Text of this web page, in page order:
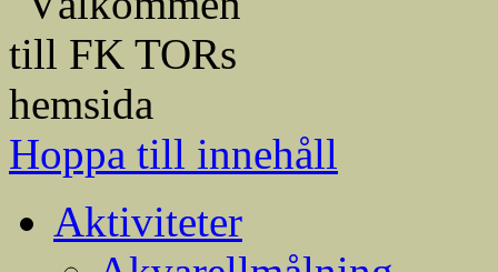
Hoppa till innehåll
Aktiviteter